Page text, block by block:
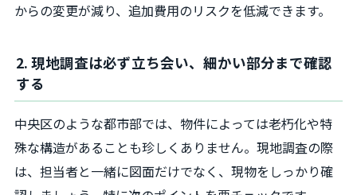
からの変更が減り、追加費用のリスクを低減できます。
2. 現地調査は必ず立ち会い、細かい部分まで確認
する
中央区のような都市部では、物件によっては老朽化や特
殊な構造があることも珍しくありません。現地調査の際
は、担当者と一緒に図面だけでなく、現物をしっかり確